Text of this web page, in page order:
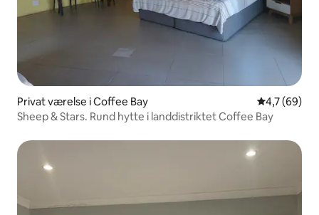
Privat værelse i Coffee Bay 4,7 ud af 5 i
4,7 (69)
Sheep & Stars. Rund hytte i landdistriktet Coffee Bay